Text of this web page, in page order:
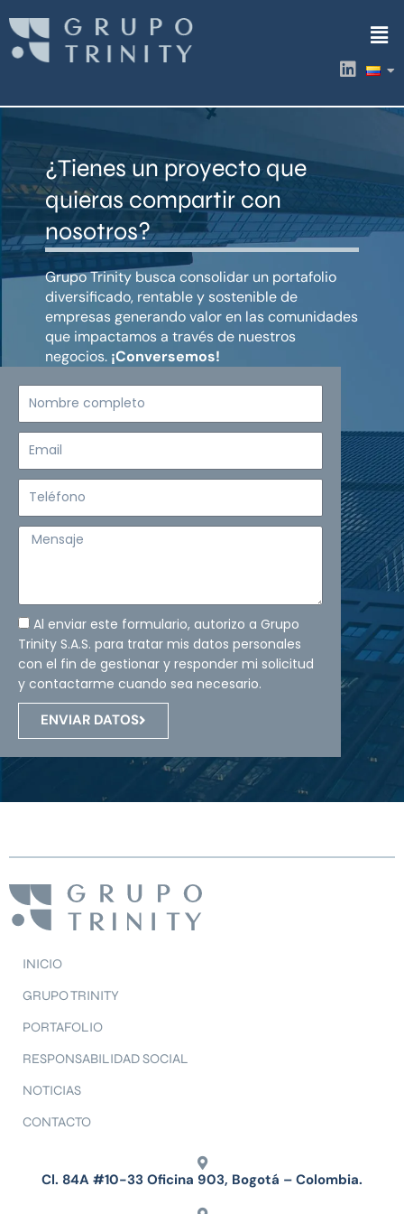
contenido
L
i
k
i
¿Tienes un proyecto que
quieras compartir con
nosotros?
Grupo Trinity busca consolidar un portafolio
diversificado, rentable y sostenible de
empresas generando valor en las comunidades
que impactamos a través de nuestros
negocios. ¡Conversemos!
Mensaje
Al enviar este formulario, autorizo a Grupo
Trinity S.A.S. para tratar mis datos personales
con el fin de gestionar y responder mi solicitud
y contactarme cuando sea necesario.
ENVIAR DATOS
INICIO
GRUPO TRINITY
PORTAFOLIO
RESPONSABILIDAD SOCIAL
NOTICIAS
CONTACTO
Cl. 84A #10-33 Oficina 903, Bogotá – Colombia.